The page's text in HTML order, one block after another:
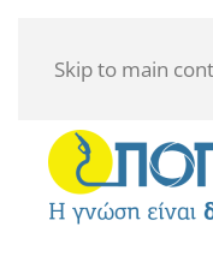
Skip to main